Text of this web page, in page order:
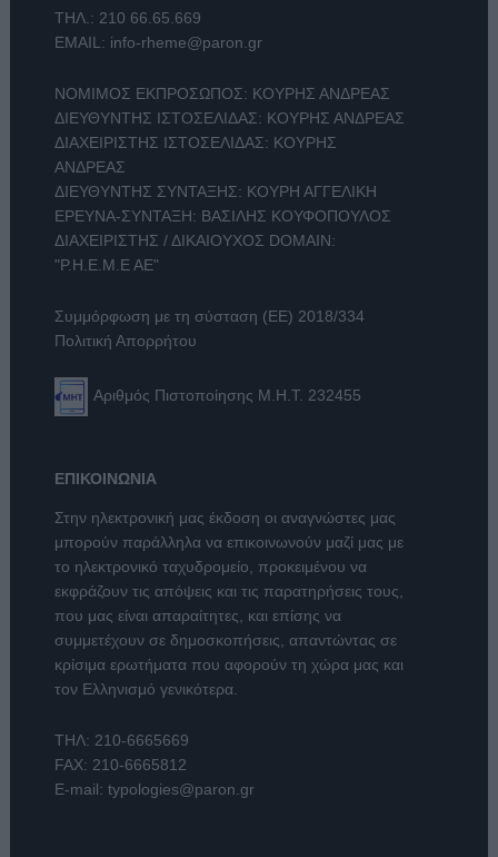
ΤΗΛ.: 210 66.65.669
EMAIL: info-rheme@paron.gr
ΝΟΜΙΜΟΣ ΕΚΠΡΟΣΩΠΟΣ: ΚΟΥΡΗΣ ΑΝΔΡΕΑΣ
ΔΙΕΥΘΥΝΤΗΣ ΙΣΤΟΣΕΛΙΔΑΣ: ΚΟΥΡΗΣ ΑΝΔΡΕΑΣ
ΔΙΑΧΕΙΡΙΣΤΗΣ ΙΣΤΟΣΕΛΙΔΑΣ: ΚΟΥΡΗΣ
ΑΝΔΡΕΑΣ
ΔΙΕΥΘΥΝΤΗΣ ΣΥΝΤΑΞΗΣ: ΚΟΥΡΗ ΑΓΓΕΛΙΚΗ
ΕΡΕΥΝΑ-ΣΥΝΤΑΞΗ: ΒΑΣΙΛΗΣ ΚΟΥΦΟΠΟΥΛΟΣ
ΔΙΑΧΕΙΡΙΣΤΗΣ / ΔΙΚΑΙΟΥΧΟΣ DOMAIN:
"Ρ.Η.Ε.Μ.Ε ΑΕ"
Συμμόρφωση με τη σύσταση (ΕΕ) 2018/334
Πολιτική Απορρήτου
Αριθμός Πιστοποίησης Μ.Η.Τ. 232455
ΕΠΙΚΟΙΝΩΝΙΑ
Στην ηλεκτρονική μας έκδοση οι αναγνώστες μας
μπορούν παράλληλα να επικοινωνούν μαζί μας με
το ηλεκτρονικό ταχυδρομείο, προκειμένου να
εκφράζουν τις απόψεις και τις παρατηρήσεις τους,
που μας είναι απαραίτητες, και επίσης να
συμμετέχουν σε δημοσκοπήσεις, απαντώντας σε
κρίσιμα ερωτήματα που αφορούν τη χώρα μας και
τον Ελληνισμό γενικότερα.
ΤΗΛ: 210-6665669
FAX: 210-6665812
E-mail: typologies@paron.gr